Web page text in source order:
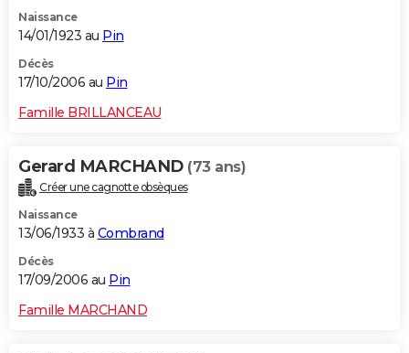
Naissance
14/01/1923 au Pin
Décès
17/10/2006 au Pin
Famille BRILLANCEAU
Gerard MARCHAND (73 ans)
Créer une cagnotte obsèques
Naissance
13/06/1933 à Combrand
Décès
17/09/2006 au Pin
Famille MARCHAND